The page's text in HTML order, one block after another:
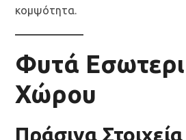
κομψότητα.
Φυτά
Χώρου
Πράσινα Στοιχεία